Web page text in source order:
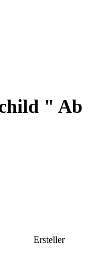
" Ab
Ersteller